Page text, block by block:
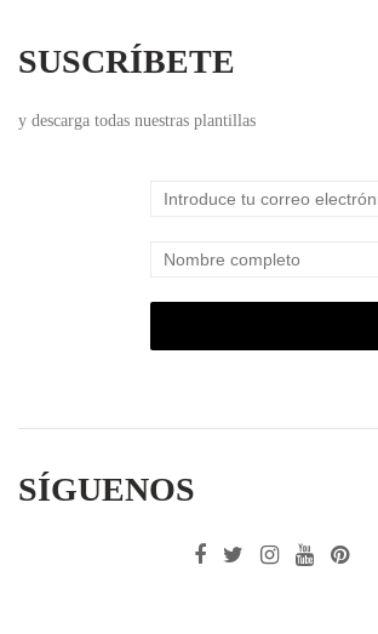
SUSCRÍBETE
y descarga todas nuestras plantillas
SÍGUENOS